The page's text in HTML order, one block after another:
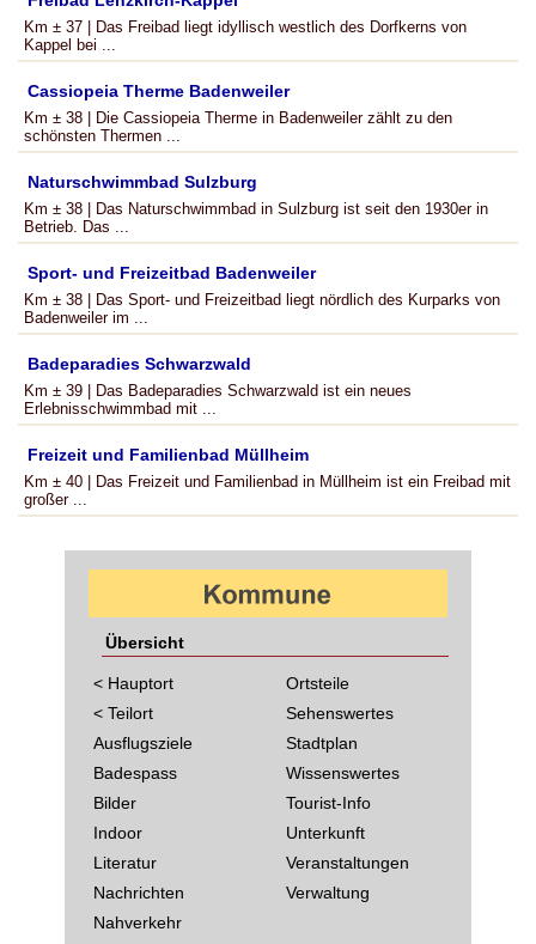
Km ± 37 | Das Freibad liegt idyllisch westlich des Dorfkerns von
Kappel bei ...
Cassiopeia Therme Badenweiler
Km ± 38 | Die Cassiopeia Therme in Badenweiler zählt zu den
schönsten Thermen ...
Naturschwimmbad Sulzburg
Km ± 38 | Das Naturschwimmbad in Sulzburg ist seit den 1930er in
Betrieb. Das ...
Sport- und Freizeitbad Badenweiler
Km ± 38 | Das Sport- und Freizeitbad liegt nördlich des Kurparks von
Badenweiler im ...
Badeparadies Schwarzwald
Km ± 39 | Das Badeparadies Schwarzwald ist ein neues
Erlebnisschwimmbad mit ...
Freizeit und Familienbad Müllheim
Km ± 40 | Das Freizeit und Familienbad in Müllheim ist ein Freibad mit
großer ...
Übersicht
< Hauptort
< Teilort
Ausflugsziele
Badespass
Bilder
Indoor
Literatur
Nachrichten
Nahverkehr
Ortsteile
Sehenswertes
Stadtplan
Wissenswertes
Tourist-Info
Unterkunft
Veranstaltungen
Verwaltung